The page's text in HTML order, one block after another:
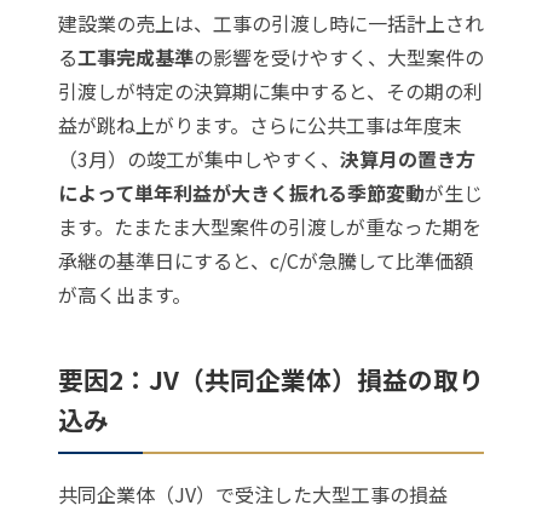
建設業の売上は、工事の引渡し時に一括計上され
る工事完成基準の影響を受けやすく、大型案件の
引渡しが特定の決算期に集中すると、その期の利
益が跳ね上がります。さらに公共工事は年度末
（3月）の竣工が集中しやすく、 決算月の置き方
によって単年利益が大きく振れる季節変動が生じ
ます。たまたま大型案件の引渡しが重なった期を
承継の基準日にすると、c/Cが急騰して比準価額
が高く出ます。
要因2：JV（共同企業体）損益の取り
込み
共同企業体（JV）で受注した大型工事の損益